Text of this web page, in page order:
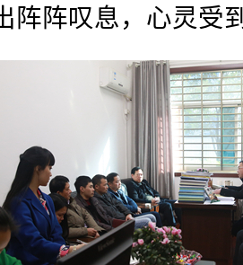
阵阵叹息，心灵受